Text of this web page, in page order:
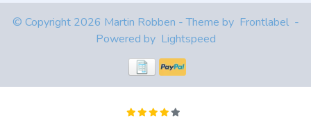
© Copyright 2026 Martin Robben - Theme by Frontlabel -
Powered by Lightspeed